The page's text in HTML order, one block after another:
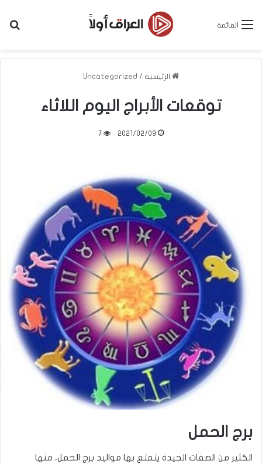
القائمة
الرئيسية /
Uncategorized
توقعات الأبراج اليوم اللاثاء
2021/02/09
7
برج الحمل
الكثير من الصفات الجيدة يتمتع بها مواليد برج الحمل، منها